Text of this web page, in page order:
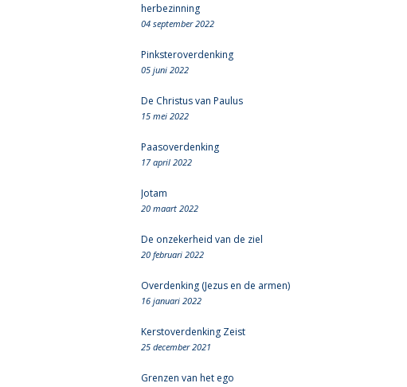
herbezinning
04 september 2022
Pinksteroverdenking
05 juni 2022
De Christus van Paulus
15 mei 2022
Paasoverdenking
17 april 2022
Jotam
20 maart 2022
De onzekerheid van de ziel
20 februari 2022
Overdenking (Jezus en de armen)
16 januari 2022
Kerstoverdenking Zeist
25 december 2021
Grenzen van het ego